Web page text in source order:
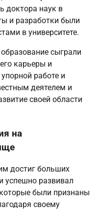
доктора наук в
и разработки были
в университете.
сыграли
карьеры и
работе и
деятелем и
своей области
на
достиг больших
успешно развивал
были признаны
своему